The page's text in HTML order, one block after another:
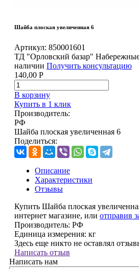
Шайба плоская увеличенная 6
Артикул: 850001601
ТД "Орловский базар"
наличии Получить консультацию
140,00 Р
В корзину
Купить в 1 клик
Производитель:
РФ
Шайба плоская увеличенная 6
Поделиться:
Описание
Характеристики
Отзывы
Купить Шайба плоская
интернет магазине, или отправив
Производитель: РФ
Единица измерения: кг
Здесь еще никто не оставлял
Написать отзыв
Написать нам